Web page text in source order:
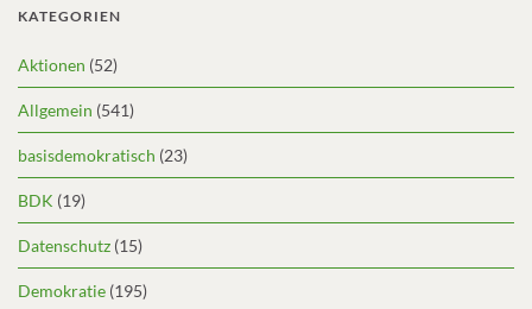
KATEGORIEN
Aktionen (52)
Allgemein (541)
basisdemokratisch (23)
BDK (19)
Datenschutz (15)
Demokratie (195)